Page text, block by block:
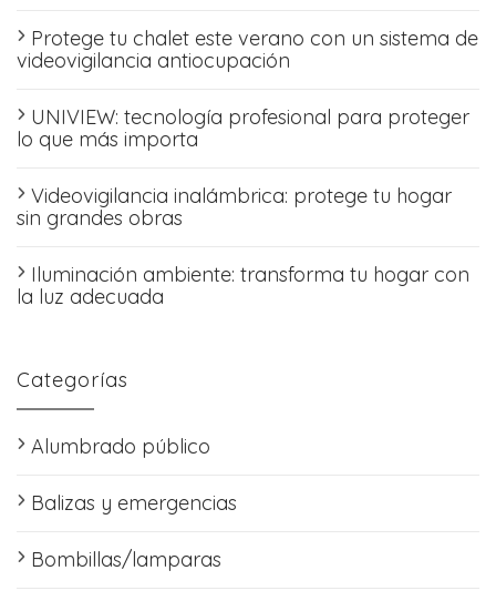
Protege tu chalet este verano con un sistema de
videovigilancia antiocupación
UNIVIEW: tecnología profesional para proteger
lo que más importa
Videovigilancia inalámbrica: protege tu hogar
sin grandes obras
Iluminación ambiente: transforma tu hogar con
la luz adecuada
Categorías
Alumbrado público
Balizas y emergencias
Bombillas/lamparas